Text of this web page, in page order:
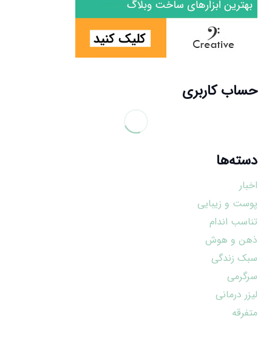
حساب کاربری
دسته‌ها
اخبار
پوست و زیبایی
تناسب اندام
ذهن و هوش
سبک زندگی
سرگرمی
لیزر درمانی
متفرقه